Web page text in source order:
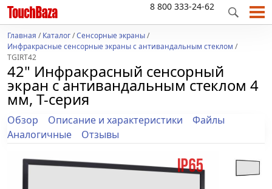
8 800 333-24-62
Главная /Каталог/Сенсорные экраны/
Инфракрасные сенсорные экраны с антивандальным стеклом /
TGIRT42
42" Инфракрасный сенсорный
экран с антивандальным стеклом 4
мм, T-серия
Обзор Описание и характеристики
Файлы
Аналогичные
Отзывы